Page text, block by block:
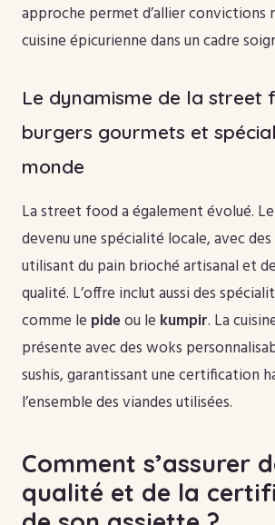
approche permet d’allier convictions
cuisine épicurienne dans un cadre
Le dynamisme de la street
burgers gourmets et
monde
La street food a également évolué.
devenu une spécialité locale, avec
utilisant du pain brioché artisanal et
qualité. L’offre inclut aussi des
comme le pideou le kumpir. La
présente avec des woks
sushis, garantissant une certification
l’ensemble des viandes utilisées.
Comment s’assurer
qualité et de la